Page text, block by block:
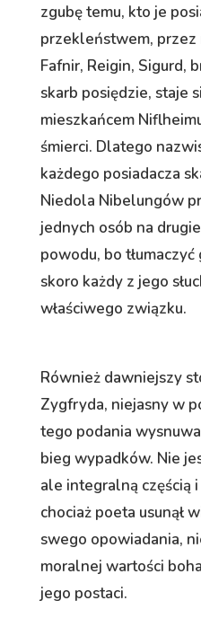
zgubę temu, kto je
przekleństwem, przez
Fafnir, Reigin, Sigurd,
skarb posiędzie, staje
mieszkańcem
śmierci. Dlatego
każdego posiadacza
Niedola Nibelungów
jednych osób na
powodu, bo
skoro każdy z jego
właściwego związku.
Również dawniejszy
Zygfryda, niejasny w
tego podania
bieg wypadków. Nie
ale integralną częścią
chociaż poeta usunął
swego opowiadania,
moralnej wartości
jego postaci.